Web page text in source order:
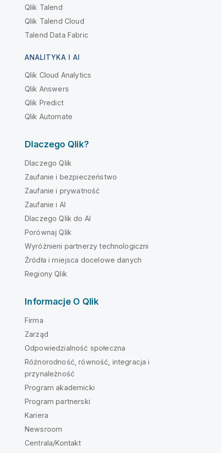
Qlik Talend
Qlik Talend Cloud
Talend Data Fabric
ANALITYKA I AI
Qlik Cloud Analytics
Qlik Answers
Qlik Predict
Qlik Automate
Dlaczego Qlik?
Dlaczego Qlik
Zaufanie i bezpieczeństwo
Zaufanie i prywatność
Zaufanie i AI
Dlaczego Qlik do AI
Porównaj Qlik
Wyróżnieni partnerzy technologiczni
Źródła i miejsca docelowe danych
Regiony Qlik
Informacje O Qlik
Firma
Zarząd
Odpowiedzialność społeczna
Różnorodność, równość, integracja i
przynależność
Program akademicki
Program partnerski
Kariera
Newsroom
Centrala/Kontakt